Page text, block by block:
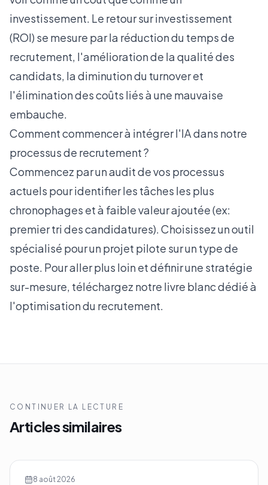
investissement. Le retour sur investissement
(ROI) se mesure par la réduction du temps de
recrutement, l'amélioration de la qualité des
candidats, la diminution du turnover et
l'élimination des coûts liés à une mauvaise
embauche.
Comment commencer à intégrer l'IA dans notre
processus de recrutement ?
Commencez par un audit de vos processus
actuels pour identifier les tâches les plus
chronophages et à faible valeur ajoutée (ex:
premier tri des candidatures). Choisissez un outil
spécialisé pour un projet pilote sur un type de
poste. Pour aller plus loin et définir une stratégie
sur-mesure, téléchargez notre livre blanc dédié à
l'optimisation du recrutement.
CONTINUER LA LECTURE
Articles similaires
8 août 2026